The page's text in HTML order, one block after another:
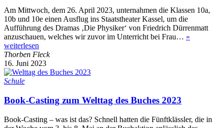
Am Mittwoch, dem 26. April 2023, unternahmen die Klassen 10a,
10b und 10e einen Ausflug ins Staatstheater Kassel, um die
Aufführung des Dramas ‚Die Physiker‘ von Friedrich Dürrenmatt
anzuschauen, welches wir zuvor im Unterricht bei Frau… »
weiterlesen
Thorben Fleck
16. Juni 2023
Schule
Book-Casting zum Welttag des Buches 2023
Book-Casting – was ist das? Schnell hatten die Fünftklässler, die in